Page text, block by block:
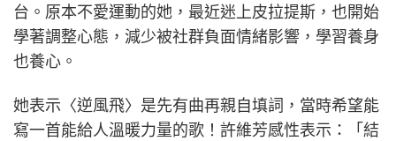
台。原本不愛運動的她，最近迷上皮拉提斯，也開始
學著調整心態，減少被社群負面情緒影響，學習養身
也養心。
她表示〈逆風飛〉是先有曲再親自填詞，當時希望能
寫一首能給人溫暖力量的歌！許維芳感性表示：「結